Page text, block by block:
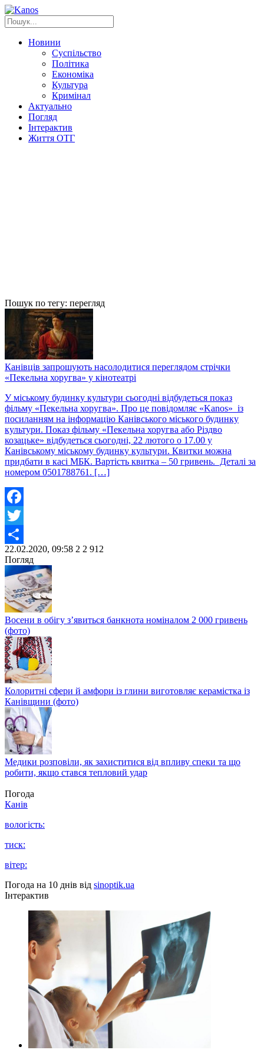
Новини
Суспільство
Політика
Економіка
Культура
Кримінал
Актуально
Погляд
Інтерактив
Життя ОТГ
Пошук по тегу: перегляд
Канівців запрошують насолодитися переглядом стрічки
«Пекельна хоругва» у кінотеатрі
У міському будинку культури сьогодні відбудеться показ
фільму «Пекельна хоругва». Про це повідомляє «Kanos» із
посиланням на інформацію Канівського міського будинку
культури. Показ фільму «Пекельна хоругва або Різдво
козацьке» відбудеться сьогодні, 22 лютого о 17.00 у
Канівському міському будинку культури. Квитки можна
придбати в касі МБК. Вартість квитка – 50 гривень. Деталі за
номером 0501788761. […]
Facebook
Twitter
Share
22.02.2020, 09:58 2 2 912
Погляд
Восени в обігу з’явиться банкнота номіналом 2 000 гривень
(фото)
Колоритні сфери й амфори із глини виготовляє керамістка із
Канівщини (фото)
Медики розповіли, як захиститися від впливу спеки та що
робити, якщо стався тепловий удар
Погода
Канів
вологість:
тиск:
вітер:
Погода на 10 днів від sinoptik.ua
Інтерактив